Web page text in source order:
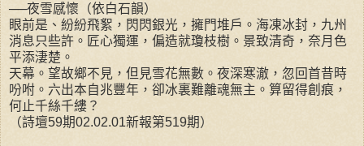
──夜雪感懷（依白石韻）
眼前是、紛紛飛絮，閃閃銀光，擁門堆戶。海凍冰封，九州
消息只些許。匠心獨運，偏造就瓊枝樹。景致清奇，奈月色
平添淒楚。
天幕。望故鄉不見，但見雪花無數。夜深寒澈，忽回首昔時
吩咐。六出本自兆豐年，卻冰裏難離魂無主。算留得創痕，
何止千絲千縷？
（詩壇59期02.02.01新報第519期）